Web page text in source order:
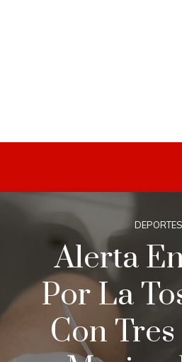
DEPORTES
Alerta
Por La
Con